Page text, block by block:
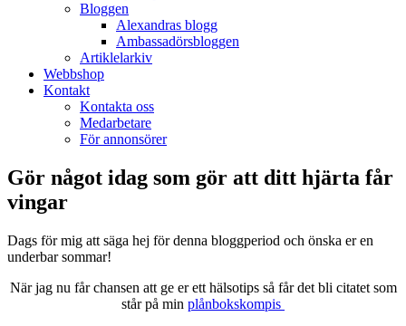
Bloggen
Alexandras blogg
Ambassadörsbloggen
Artiklelarkiv
Webbshop
Kontakt
Kontakta oss
Medarbetare
För annonsörer
Gör något idag som gör att ditt hjärta får
vingar
Dags för mig att säga hej för denna bloggperiod och önska er en
underbar sommar!
När jag nu får chansen att ge er ett hälsotips så får det bli citatet som
står på min plånbokskompis